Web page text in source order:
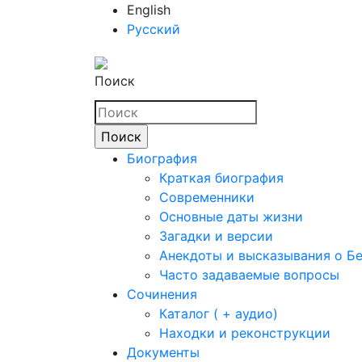
English
Русский
Поиск
Биография
Краткая биография
Современники
Основные даты жизни
Загадки и версии
Анекдоты и высказывания о
Часто задаваемые вопросы
Сочинения
Каталог ( + аудио)
Находки и реконструкции
Документы